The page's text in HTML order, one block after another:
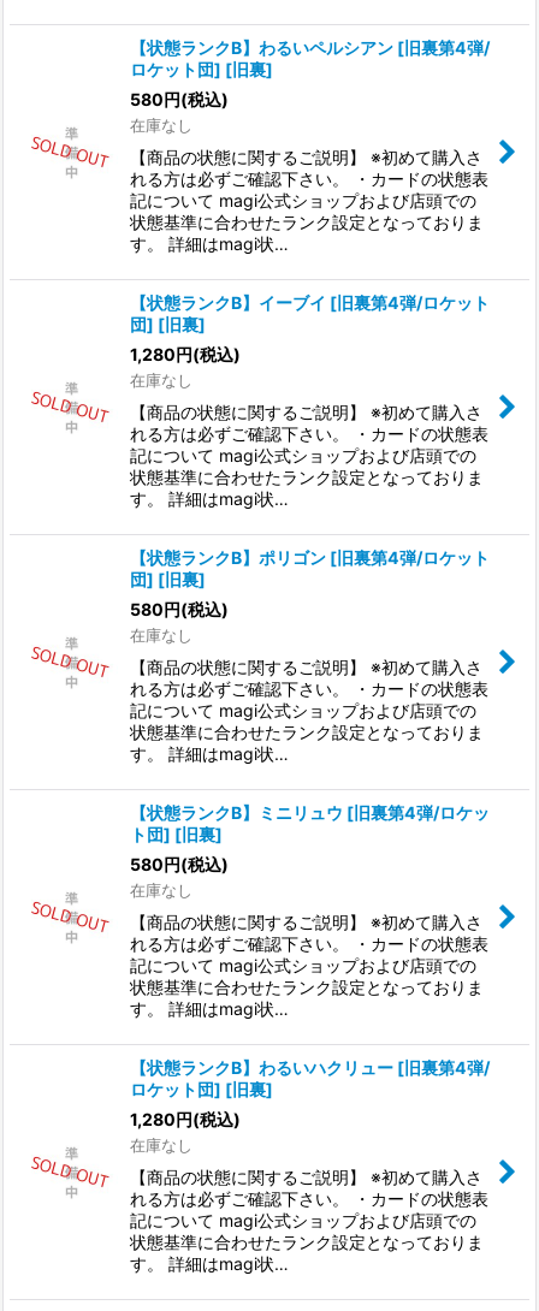
【状態ランクB】わるいペルシアン [旧裏第4弾/
ロケット団] [旧裏]
580円(税込)
在庫なし
【商品の状態に関するご説明】 ※初めて購入さ
れる方は必ずご確認下さい。 ・カードの状態表
記について magi公式ショップおよび店頭での
状態基準に合わせたランク設定となっておりま
す。 詳細はmagi状…
【状態ランクB】イーブイ [旧裏第4弾/ロケット
団] [旧裏]
1,280円(税込)
在庫なし
【商品の状態に関するご説明】 ※初めて購入さ
れる方は必ずご確認下さい。 ・カードの状態表
記について magi公式ショップおよび店頭での
状態基準に合わせたランク設定となっておりま
す。 詳細はmagi状…
【状態ランクB】ポリゴン [旧裏第4弾/ロケット
団] [旧裏]
580円(税込)
在庫なし
【商品の状態に関するご説明】 ※初めて購入さ
れる方は必ずご確認下さい。 ・カードの状態表
記について magi公式ショップおよび店頭での
状態基準に合わせたランク設定となっておりま
す。 詳細はmagi状…
【状態ランクB】ミニリュウ [旧裏第4弾/ロケッ
ト団] [旧裏]
580円(税込)
在庫なし
【商品の状態に関するご説明】 ※初めて購入さ
れる方は必ずご確認下さい。 ・カードの状態表
記について magi公式ショップおよび店頭での
状態基準に合わせたランク設定となっておりま
す。 詳細はmagi状…
【状態ランクB】わるいハクリュー [旧裏第4弾/
ロケット団] [旧裏]
1,280円(税込)
在庫なし
【商品の状態に関するご説明】 ※初めて購入さ
れる方は必ずご確認下さい。 ・カードの状態表
記について magi公式ショップおよび店頭での
状態基準に合わせたランク設定となっておりま
す。 詳細はmagi状…